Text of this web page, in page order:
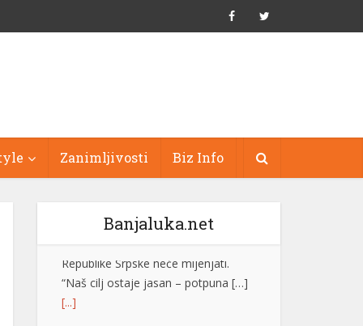
Zanimljivosti Biz Info
Banjaluka.net
Stevandić: Male opštine rađaju velike
ljude, nastavljamo da ulažemo u
njihov razvoj